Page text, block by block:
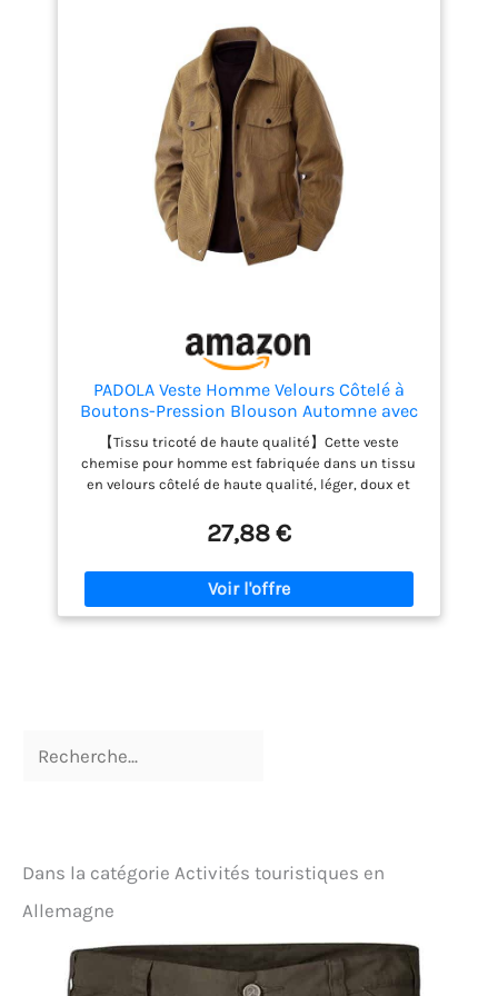
blouson convient à de multiples occasions,telles
que shopping, fête,grande vacance ou tout
simplement l’utilisation quotidienne.Un style
simple mais sur mesure avec des lignes épurées
PADOLA Veste Homme Velours Côtelé à
Boutons-Pression Blouson Automne avec
Multi-Poches Veste mi Saison Cowboy
Chemise Uni Coupe Vent Cargo
Surchemise Vintage Manteau Cadeau (0
Marron, M)
【Tissu tricoté de haute qualité】Cette veste
chemise pour homme est fabriquée dans un tissu
en velours côtelé de haute qualité, léger, doux et
veste fine et est donc parfaite pour l'automne, le
printemps et le début de l'hiver. 【Détails & Points
Forts】Loose Fit / Coupe classique / Design cargo
vintage / Velours côtelé doux / Col à revers /
Fermeture à boutons-pression / 2 poches poitrine
des objets importants tels que des clés, des cartes
décontracté. C'est un excellent ajout à votre garde-
robe. 【Différentes Occasions】Que ce soit pour un
usage quotidien, pour adopter un style streetwear,
pour pratiquer des activités de plein air, pour faire
du shopping, pour sortir en boîte, pour aller en
soirée, pour un rendez-vous ou pour aller au bureau
: cette veste en velours côtelé pour homme est
27,88 €
Dans la catégorie Activités touristiques en
Allemagne